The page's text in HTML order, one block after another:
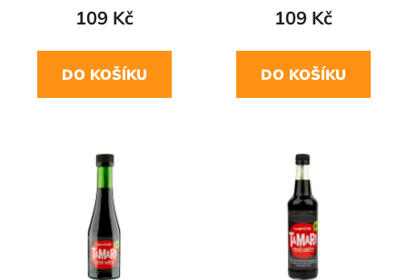
109 Kč
DO KOŠÍKU
109 Kč
DO KOŠÍKU